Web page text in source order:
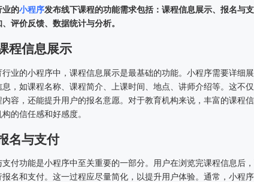
业的小程序发布线下课程的功能需求包括：课程信息展示、报名与
评价反馈、数据统计与分析。
程信息展示
行业的小程序中，课程信息展示是最基础的功能。小程序需要详细
息，如课程名称、课程简介、上课时间、地点、讲师介绍等。这不
内容，还能提升用户的报名意愿。对于教育机构来说，丰富的课程
构的信任感和好感度。
名与支付
支付功能是小程序中至关重要的一部分。用户在浏览完课程信息后
报名和支付。这一过程应尽量简化，以提升用户体验。通常，小程